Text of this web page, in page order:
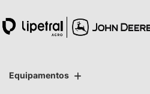
Equipamentos